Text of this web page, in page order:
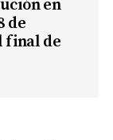
en
de
final de